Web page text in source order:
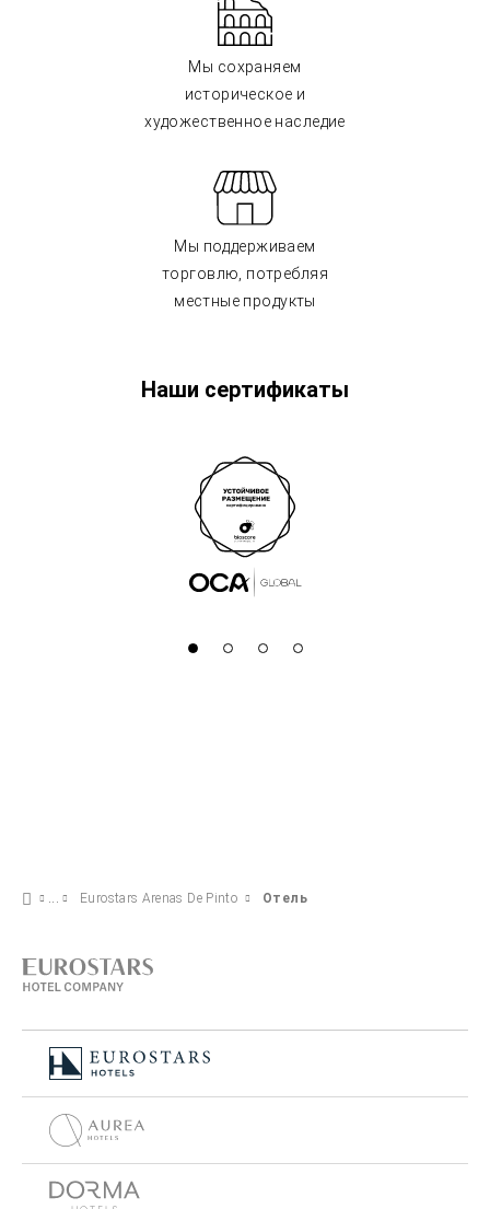
Мы сохраняем
историческое и
художественное наследие
Мы поддерживаем
торговлю, потребляя
местные продукты
Наши сертификаты
Eurostars Arenas De Pinto Отель